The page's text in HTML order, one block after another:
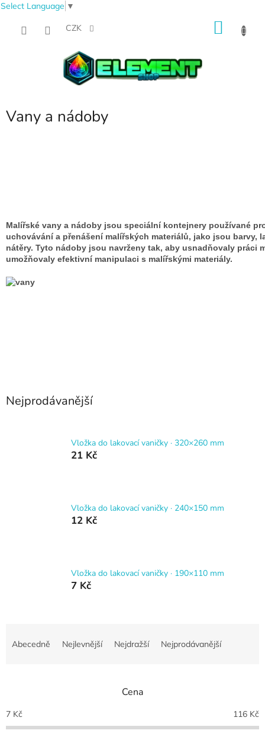
Select Language ▼
CZK
Vany a nádoby
Malířské vany a nádoby jsou speciální kontejnery používané
uchovávání a přenášení malířských materiálů, jako jsou barvy,
nátěry. Tyto nádoby jsou navrženy tak, aby usnadňovaly práci
umožňovaly efektivní manipulaci s malířskými materiály.
Nejprodávanější
Vložka do lakovací vaničky · 320×260 mm
21 Kč
Vložka do lakovací vaničky · 240×150 mm
12 Kč
Vložka do lakovací vaničky · 190×110 mm
7 Kč
p
r
o
Abecedně Nejlevnější Nejdražší Nejprodávanější
Cena
7 Kč 116 Kč